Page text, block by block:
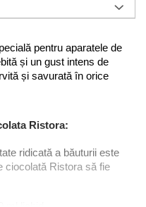
pentru aparatele de
și un gust intens de
și savurată în orice
Ristora:
ridicată a băuturii este
ciocolată Ristora să fie